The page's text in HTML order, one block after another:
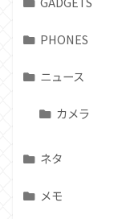
PHONES
ニュース
カメラ
ネタ
メモ